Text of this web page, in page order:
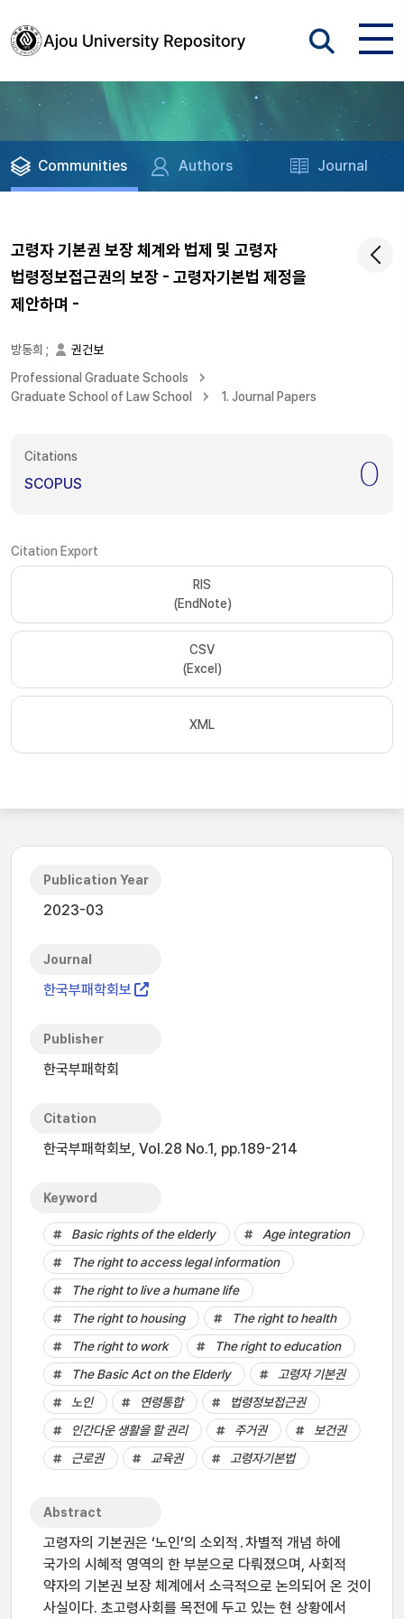
Communities Authors Journal
고령자 기본권 보장 체계와 법제 및 고령자
법령정보접근권의 보장 - 고령자기본법 제정을
제안하며 -
방동희 ;
권건보
Professional Graduate Schools
Graduate School of Law School
1. Journal Papers
Citations
SCOPUS 0
Citation Export
RIS
(EndNote)
CSV
(Excel)
XML
Publication Year
2023-03
Journal
한국부패학회보
Publisher
한국부패학회
Citation
한국부패학회보, Vol.28 No.1, pp.189-214
Keyword
Basic rights of the elderly
Age integration
The right to access legal information
The right to live a humane life
The right to housing
The right to health
The right to work
The right to education
The Basic Act on the Elderly
고령자 기본권
노인
연령통합
법령정보접근권
인간다운 생활을 할 권리
주거권
보건권
근로권
교육권 고령자기본법
Abstract
고령자의 기본권은 ‘노인’의 소외적․차별적 개념 하에
국가의 시혜적 영역의 한 부분으로 다뤄졌으며, 사회적
약자의 기본권 보장 체계에서 소극적으로 논의되어 온 것이
사실이다. 초고령사회를 목전에 두고 있는 현 상황에서